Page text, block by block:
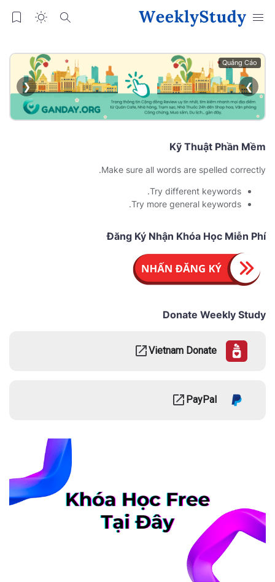
Quảng Cáo
❮ ❯
Kỹ Thuật Phần Mềm
Make sure all words are spelled correctly.
Try different keywords.
Try more general keywords.
Đăng Ký Nhận Khóa Học Miễn Phí
Donate Weekly Study
Vietnam Donate
PayPal